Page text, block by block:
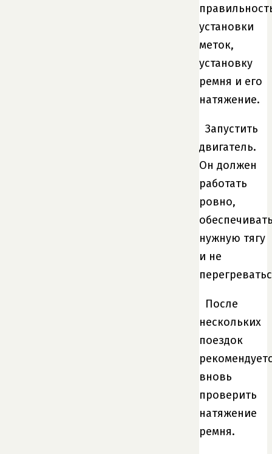
установки
меток,
установку
ремня и его
натяжение.
Запустить
двигатель.
Он должен
работать
ровно,
нужную тягу
и не
После
нескольких
поездок
вновь
проверить
натяжение
ремня.